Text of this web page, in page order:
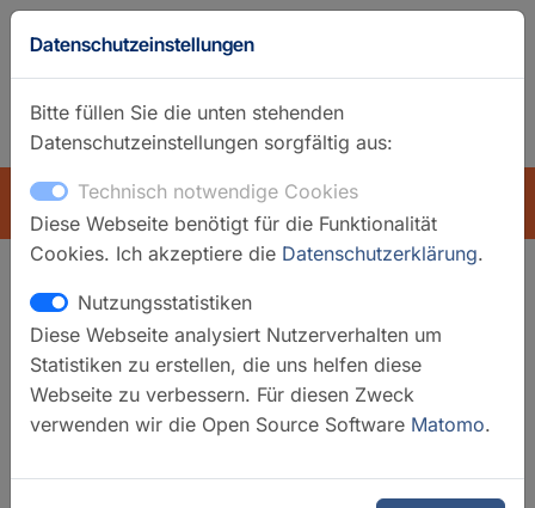
GFZ-Startseite
ÜBERSICHT
Suchfilter
Kategorien
Datenschutzeinstellungen
Bitte füllen Sie die unten stehenden
Datenschutzeinstellungen sorgfältig aus:
Technisch notwendige Cookies
Diese Webseite benötigt für die Funktionalität
Cookies. Ich akzeptiere die Datenschutzerklärung.
Nutzungsstatistiken
Diese Webseite analysiert Nutzerverhalten um
Statistiken zu erstellen, die uns helfen diese
Webseite zu verbessern. Für diesen Zweck
verwenden wir die Open Source Software Matomo.